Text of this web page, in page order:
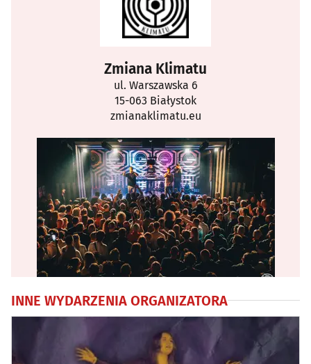
Zmiana Klimatu
ul. Warszawska 6
15-063 Białystok
zmianaklimatu.eu
INNE WYDARZENIA ORGANIZATORA